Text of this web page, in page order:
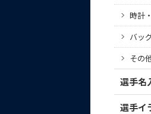
時計
バッ
その
選手名
選手イ